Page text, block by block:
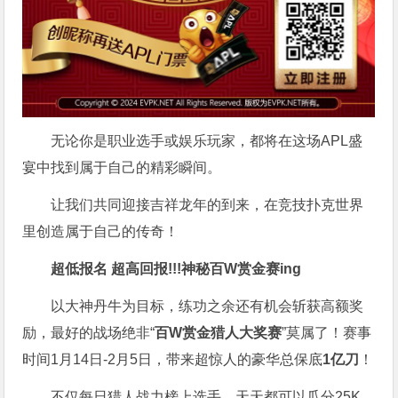
无论你是职业选手或娱乐玩家，都将在这场APL盛
宴中找到属于自己的精彩瞬间。
让我们共同迎接吉祥龙年的到来，在竞技扑克世界
里创造属于自己的传奇！
超低报名 超高回报!!!神秘百W赏金赛ing
以大神丹牛为目标，练功之余还有机会斩获高额奖
励，最好的战场绝非“百W赏金猎人大奖赛”莫属了！赛事
时间1月14日-2月5日，带来超惊人的豪华总保底1亿刀 ！